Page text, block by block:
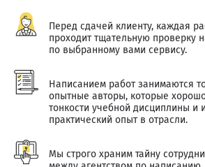
Перед сдачей клиенту, каждая
проходит тщательную проверку
по выбранному вами сервису.
Написанием работ занимаются
опытные авторы, которые
тонкости учебной дисциплины и
практический опыт в отрасли.
Мы строго храним тайну